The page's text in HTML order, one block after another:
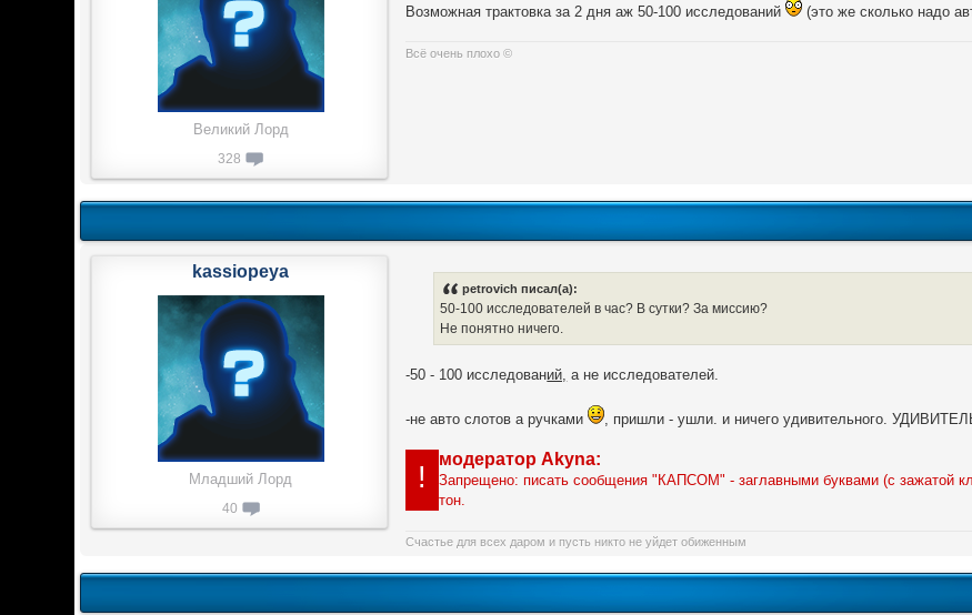
Возможная трактовка за 2 дня аж 50-100 исследований (это же сколько надо
Всё очень плохо ©
Великий Лорд
328
petrovich писал(а):
50-100 исследователей в час? В сутки? За миссию?
Не понятно ничего.
-50 - 100 исследований, а не исследователей.
-не авто слотов а ручками , пришли - ушли. и ничего удивительного.
!
модераторAkyna:
Запрещено: писать сообщения "КАПСОМ" - заглавными буквами (с зажатой
тон.
Счастье для всех даром и пусть никто не уйдет обиженным
kassiopeya
Младший Лорд
40